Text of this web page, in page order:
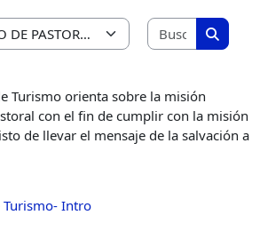
Buscar
Buscar
Turismo orienta sobre la misión
con el fin de cumplir con la misión
de llevar el mensaje de la salvación a
Turismo- Intro